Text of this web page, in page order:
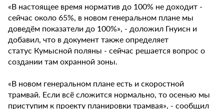
«В настоящее время норматив до 100% не доходит -
сейчас около 65%, в новом генеральном плане мы
доведём показатели до 100%», - доложил Гнуисн и
добавил, что в документ также определяет
статус Кумысной поляны - сейчас решается вопрос о
создании там охранной зоны.
«В новом генеральном плане есть и скоростной
трамвай. Если всё сложится нормально, то осенью мы
приступим к проекту планировки трамвая», - сообщил